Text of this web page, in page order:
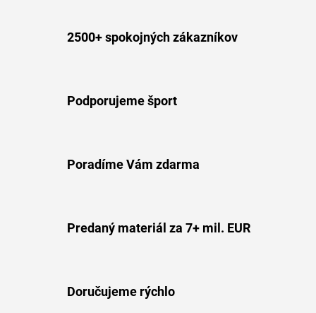
2500+ spokojných zákazníkov
Podporujeme šport
Poradíme Vám zdarma
Predaný materiál za 7+ mil. EUR
Doručujeme rýchlo